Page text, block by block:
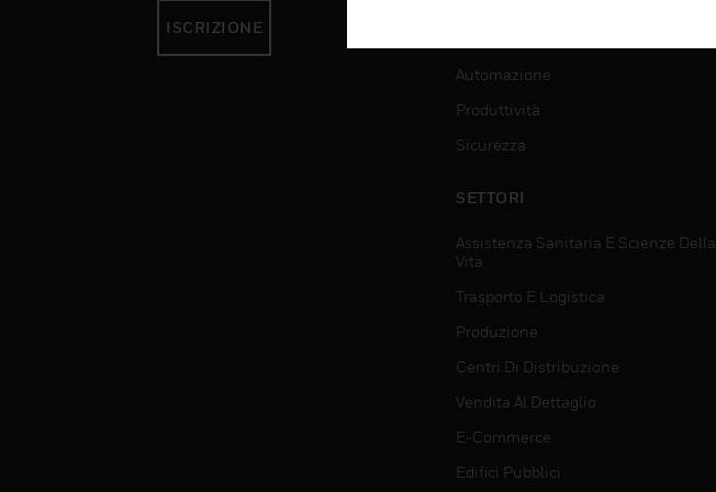
ISCRIZIONE
Automazione
Produttività
Sicurezza
SETTORI
Assistenza Sanitaria E Scienze Della
Vita
Trasporto E Logistica
Produzione
Centri Di Distribuzione
Vendita Al Dettaglio
E-Commerce
Edifici Pubblici